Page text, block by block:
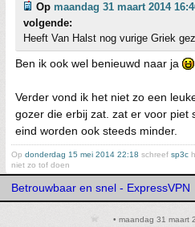
Op maandag 31 maart 2014
volgende:
Heeft Van Halst nog vurige Griek
Ben ik ook wel benieuwd naar ja
Verder vond ik het niet zo een
gozer die erbij zat. zat er voor piet
eind worden ook steeds minder.
Op donderdag 15 mei 2014 22:18 schreef sp3c
niet zo tof doen
Betrouwbaar en snel - ExpressVPN
• maandag 31 maart